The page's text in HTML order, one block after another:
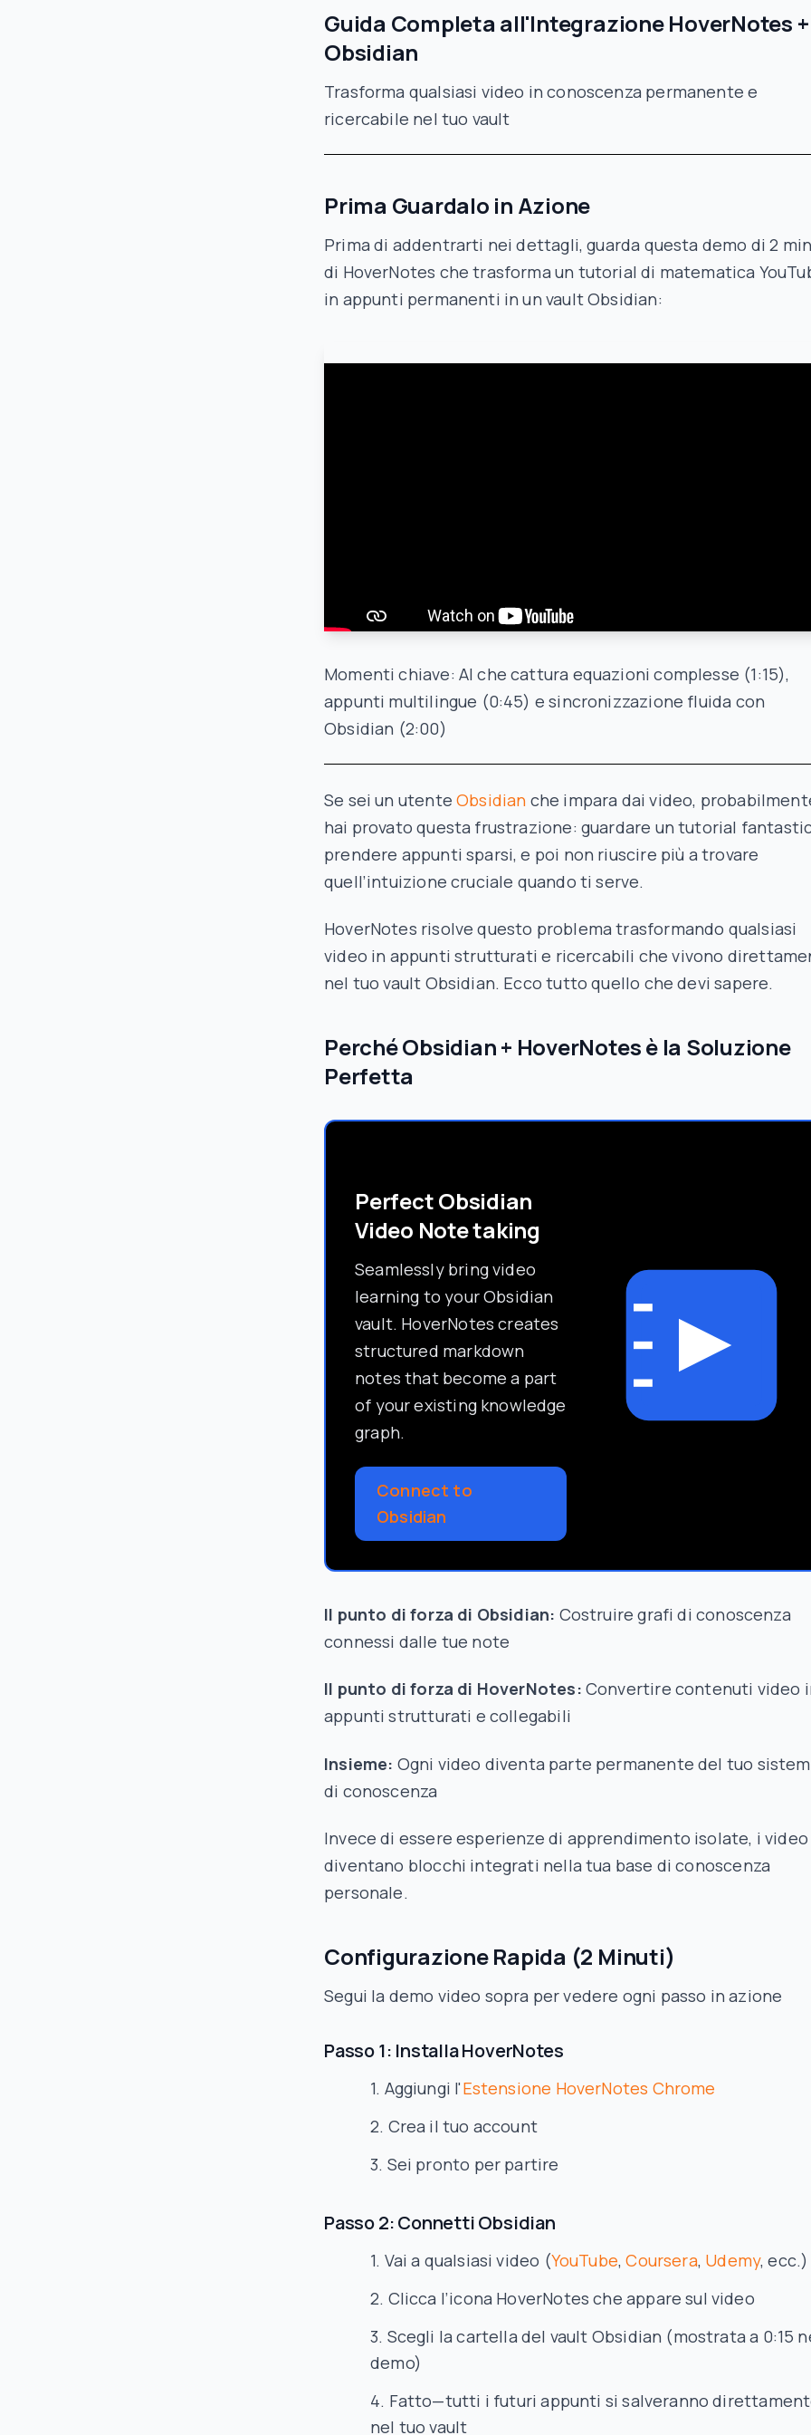
Guida Completa all'Integrazione HoverNotes +
Obsidian
Trasforma qualsiasi video in conoscenza permanente e
ricercabile nel tuo vault
Prima Guardalo in Azione
Prima di addentrarti nei dettagli, guarda questa demo di 2
di HoverNotes che trasforma un tutorial di matematica
in appunti permanenti in un vault Obsidian:
Momenti chiave: AI che cattura equazioni complesse (1:15),
appunti multilingue (0:45) e sincronizzazione fluida con
Obsidian (2:00)
Se sei un utenteObsidian che impara dai video,
hai provato questa frustrazione: guardare un tutorial
prendere appunti sparsi, e poi non riuscire più a trovare
quell’intuizione cruciale quando ti serve.
HoverNotes risolve questo problema trasformando qualsiasi
video in appunti strutturati e ricercabili che vivono
nel tuo vault Obsidian. Ecco tutto quello che devi sapere.
Perché Obsidian + HoverNotes è la Soluzione
Perfetta
Perfect Obsidian
Video Note taking
Seamlessly bring video
learning to your Obsidian
vault. HoverNotes creates
structured markdown
notes that become a part
of your existing knowledge
graph.
Connect to
Obsidian
Il punto di forza di Obsidian: Costruire grafi di conoscenza
connessi dalle tue note
Il punto di forza di HoverNotes: Convertire contenuti video
appunti strutturati e collegabili
Insieme: Ogni video diventa parte permanente del tuo
di conoscenza
Invece di essere esperienze di apprendimento isolate, i video
diventano blocchi integrati nella tua base di conoscenza
personale.
Configurazione Rapida (2 Minuti)
Segui la demo video sopra per vedere ogni passo in azione
Passo 1: Installa HoverNotes
Aggiungi l'Estensione HoverNotes Chrome
Crea il tuo account
Sei pronto per partire
Passo 2: Connetti Obsidian
Vai a qualsiasi video (YouTube,Coursera, Udemy, ecc.)
Clicca l’icona HoverNotes che appare sul video
Scegli la cartella del vault Obsidian (mostrata a 0:15
demo)
Fatto—tutti i futuri appunti si salveranno
nel tuo vault